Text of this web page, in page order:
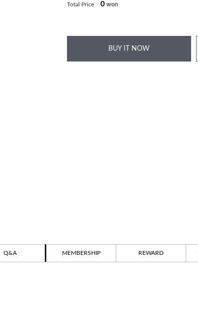
Total Price 0 won
BUY IT NOW
Q&A MEMBERSHIP REWARD